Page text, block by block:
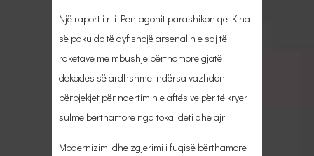
Një raport i ri i Pentagonit parashikon që Kina
së paku do të dyfishojë arsenalin e saj të
raketave me mbushje bërthamore gjatë
dekadës së ardhshme, ndërsa vazhdon
përpjekjet për ndërtimin e aftësive për të kryer
sulme bërthamore nga toka, deti dhe ajri.
Modernizimi dhe zgjerimi i fuqisë bërthamore